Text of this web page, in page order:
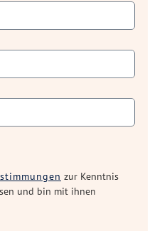
zur Kenntnis
und bin mit ihnen